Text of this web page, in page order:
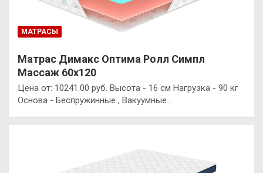
МАТРАСЫ
Матрас Димакс Оптима Ролл Симпл
Массаж 60х120
Цена от: 10241.00 руб. Высота - 16 см Нагрузка - 90 кг
Основа - Беспружинные , Вакуумные…